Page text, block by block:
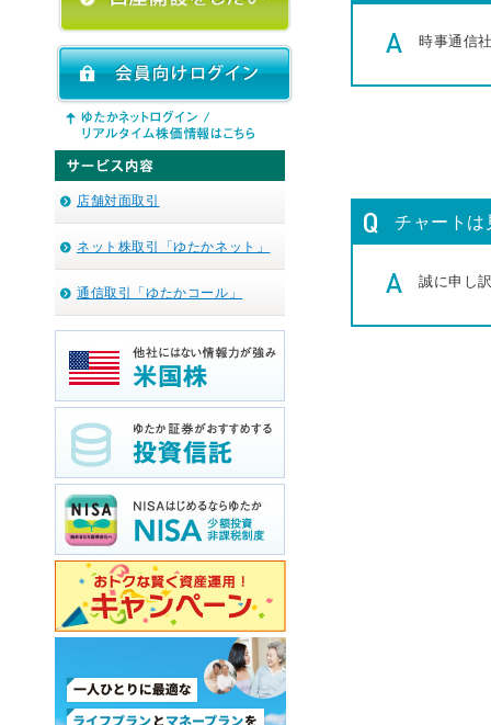
時事通信
チャートは
誠に申し
店舗対面取引
ネット株取引「ゆたかネット」
通信取引「ゆたかコール」